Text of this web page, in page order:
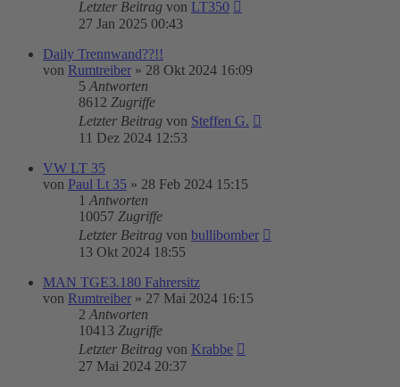
Letzter Beitrag von LT350
27 Jan 2025 00:43
Daily Trennwand??!!
von Rumtreiber » 28 Okt 2024 16:09
5 Antworten
8612 Zugriffe
Letzter Beitrag von Steffen G.
11 Dez 2024 12:53
VW LT 35
von Paul Lt 35 » 28 Feb 2024 15:15
1 Antworten
10057 Zugriffe
Letzter Beitrag von bullibomber
13 Okt 2024 18:55
MAN TGE3.180 Fahrersitz
von Rumtreiber » 27 Mai 2024 16:15
2 Antworten
10413 Zugriffe
Letzter Beitrag von Krabbe
27 Mai 2024 20:37